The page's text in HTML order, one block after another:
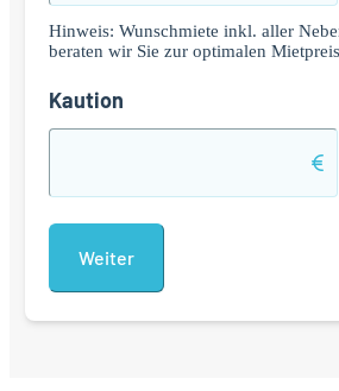
Hinweis: Wunschmiete inkl. aller
beraten wir Sie zur optimalen
Kaution